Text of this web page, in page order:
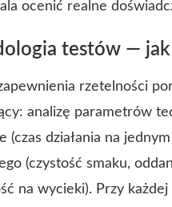
ocenić realne
testów — jak
rzetelności
analizę parametrów
(czas działania na
(czystość smaku,
na wycieki). Przy